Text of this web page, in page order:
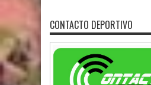
CONTACTO DEPORTIVO